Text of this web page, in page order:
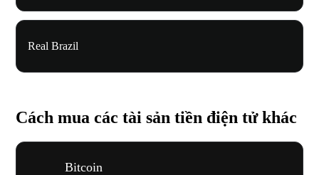
Real Brazil
Cách mua các tài sản tiền điện tử khác
Bitcoin